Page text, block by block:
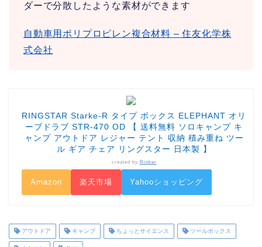
ダーで分散したような素材ができます
自動車用ポリプロピレン複合材料 – 住友化学株
式会社
RINGSTAR Starke-R タイプ ボックス ELEPHANT オリ
ーブドラブ STR-470 OD 【 送料無料 ソロキャンプ キ
ャンプ アウトドア レジャー テント 収納 積み重ね ツー
ル ギア チェア リングスター 日本製 】
created by Rinker
Amazon 楽天市場 Yahooショッピング
アウトドア キャンプ ちょっとサイエンス ツールボックス